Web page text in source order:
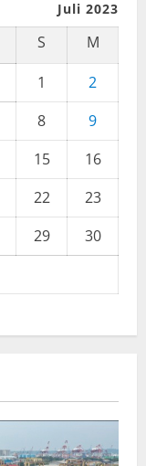
Juli 2023
S
M
1
2
8
9
15
16
22
23
29
30